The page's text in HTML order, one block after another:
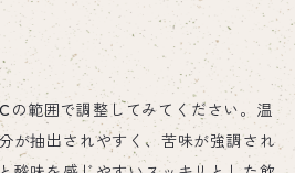
範囲で調整してみてください。温
が抽出されやすく、苦味が強調され